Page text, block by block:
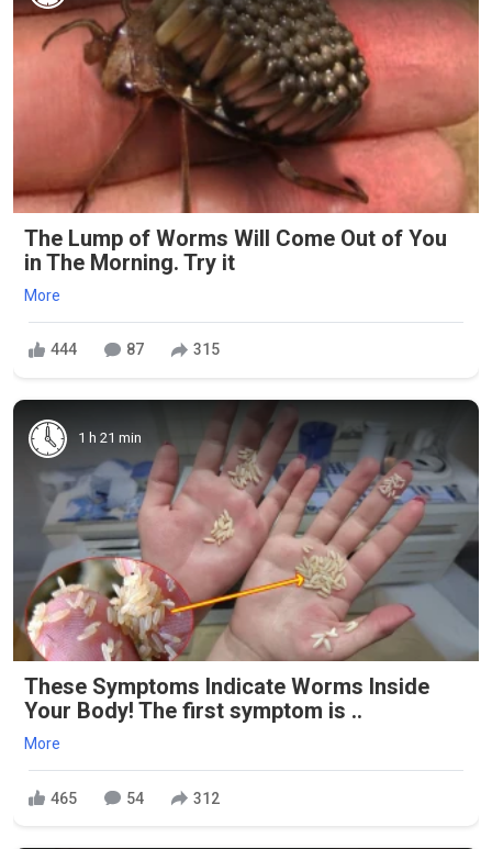
The Lump of Worms Will Come Out of You
in The Morning. Try it
More
444 87 315
1 h 21 min
These Symptoms Indicate Worms Inside
Your Body! The first symptom is ..
More
465 54 312